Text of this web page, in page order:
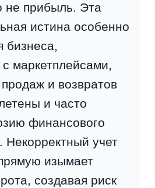
прибыль. Эта
истина особенно
бизнеса,
маркетплейсами,
и возвратов
и часто
финансового
Некорректный учет
изымает
создавая риск